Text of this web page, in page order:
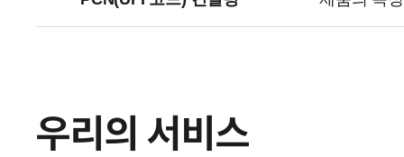
우리의 서비스